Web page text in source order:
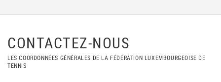
CONTACTEZ-NOUS
LES COORDONNÉES GÉNÉRALES DE LA FÉDÉRATION LUXEMBOURGEOISE DE
TENNIS